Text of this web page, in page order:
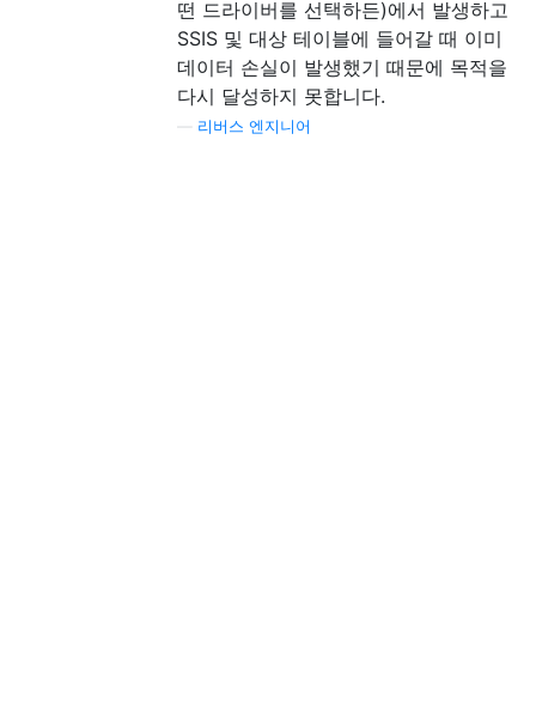
떤 드라이버를 선택하든)에서 발생하고
SSIS 및 대상 테이블에 들어갈 때 이미
데이터 손실이 발생했기 때문에 목적을
다시 달성하지 못합니다.
리버스 엔지니어